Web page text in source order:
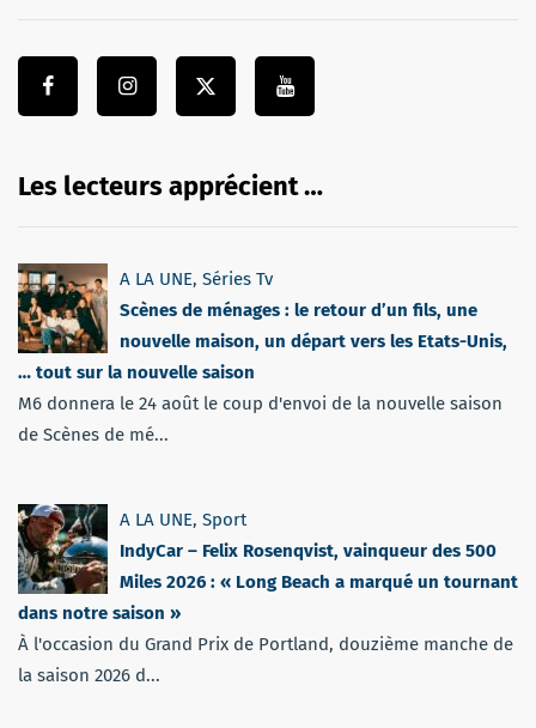
Les lecteurs apprécient …
A LA UNE, Séries Tv
Scènes de ménages : le retour d’un fils, une
nouvelle maison, un départ vers les Etats-Unis,
… tout sur la nouvelle saison
M6 donnera le 24 août le coup d'envoi de la nouvelle saison
de Scènes de mé...
A LA UNE, Sport
IndyCar – Felix Rosenqvist, vainqueur des 500
Miles 2026 : « Long Beach a marqué un tournant
dans notre saison »
À l'occasion du Grand Prix de Portland, douzième manche de
la saison 2026 d...